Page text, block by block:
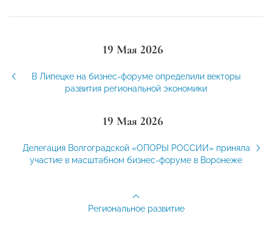
19 Мая 2026
В Липецке на бизнес-форуме определили векторы
развития региональной экономики
19 Мая 2026
Делегация Волгоградской «ОПОРЫ РОССИИ» приняла
участие в масштабном бизнес-форуме в Воронеже
Региональное развитие